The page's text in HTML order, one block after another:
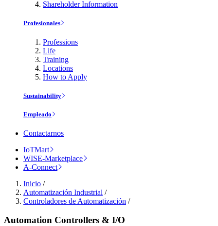
Shareholder Information
Profesionales
Professions
Life
Training
Locations
How to Apply
Sustainability
Empleado
Contactarnos
IoTMart
WISE-Marketplace
A-Connect
Inicio /
Automatización Industrial /
Controladores de Automatización /
Automation Controllers & I/O